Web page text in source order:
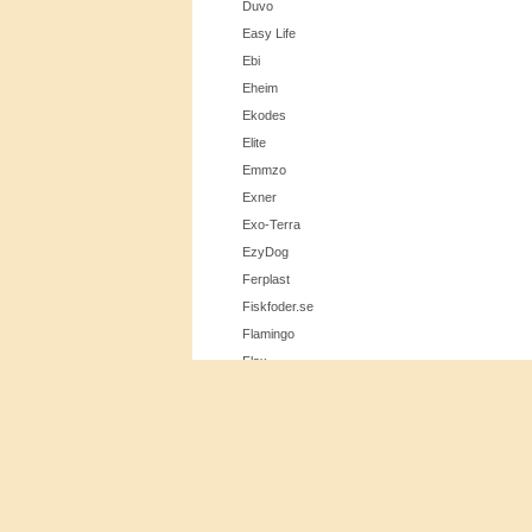
Cookie Consent plugin for the EU cookie
Duvo
Easy Life
Ebi
Eheim
Ekodes
Elite
Emmzo
Exner
Exo-Terra
EzyDog
Ferplast
Fiskfoder.se
Flamingo
Flax